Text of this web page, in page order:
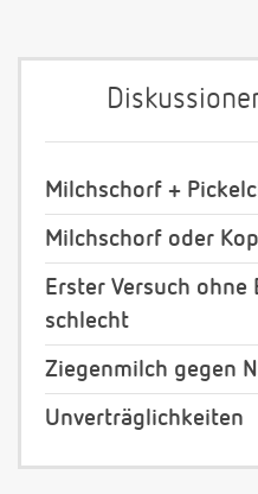
Milchschorf +
Milchschorf oder
Erster Versuch ohne
schlecht
Ziegenmilch gegen
Unverträglichkeiten